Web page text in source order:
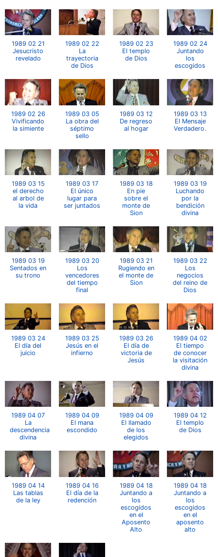
1989 02 21
Jesucristo
revelado
1989 02 22
La
trayectoria
de Dios
1989 02 23
El templo
de Dios
1989 02 24
Juntando
los
escogidos
1989 02 26
Vivificando
la simiente
1989 03 05
La obra del
séptimo
sello
1989 03 12
De regreso
al hogar
1989 03 13
El Mensaje
Verdadero.
1989 03 15
el derecho
al arbol de
la vida
1989 03 17
El único
lugar para
ser juntados
1989 03 18
En pie
sobre el
monte de
Sion
1989 03 19
Luchando
por la
bendición
divina
1989 03 19
Sentados en
su trono
1989 03 20
Los
vencedores
del tiempo
final
1989 03 21
Rugiendo en
el monte de
Sion
1989 03 22
Los
negocios
del reino de
Dios
1989 03 24
El día del
juicio
1989 03 25
Jesús en el
infierno
1989 03 26
El día de
victoria de
Jesús
1989 04 02
El tiempo
de conocer
la visitación
divina
1989 04 07
La
descendencia
divina
1989 04 09
El mana
escondido
1989 04 09
El llamado
de los
elegidos
1989 04 12
El templo
de Dios
1989 04 14
Las tablas
de la ley
1989 04 16
El día de la
redención
1989 04 18
Juntando a
los
escogidos
en el
Aposento
Alto
1989 04 18
Juntando a
los
escogidos
en el
aposento
alto